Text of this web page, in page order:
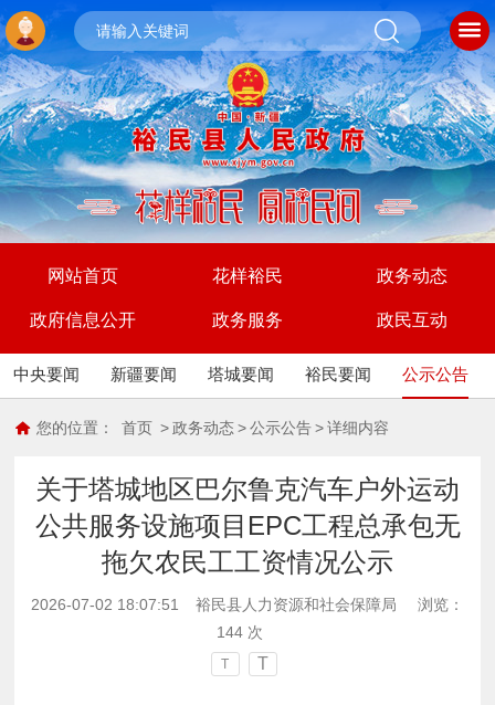
网站首页 花样裕民 政务动态
政府信息公开 政务服务 政民互动
中央要闻 新疆要闻 塔城要闻 裕民要闻 公示公告
您的位置： 首页 > 政务动态 > 公示公告 > 详细内容
关于塔城地区巴尔鲁克汽车户外运动
公共服务设施项目EPC工程总承包无
拖欠农民工工资情况公示
2026-07-02 18:07:51 裕民县人力资源和社会保障局
浏览：
144次
T T